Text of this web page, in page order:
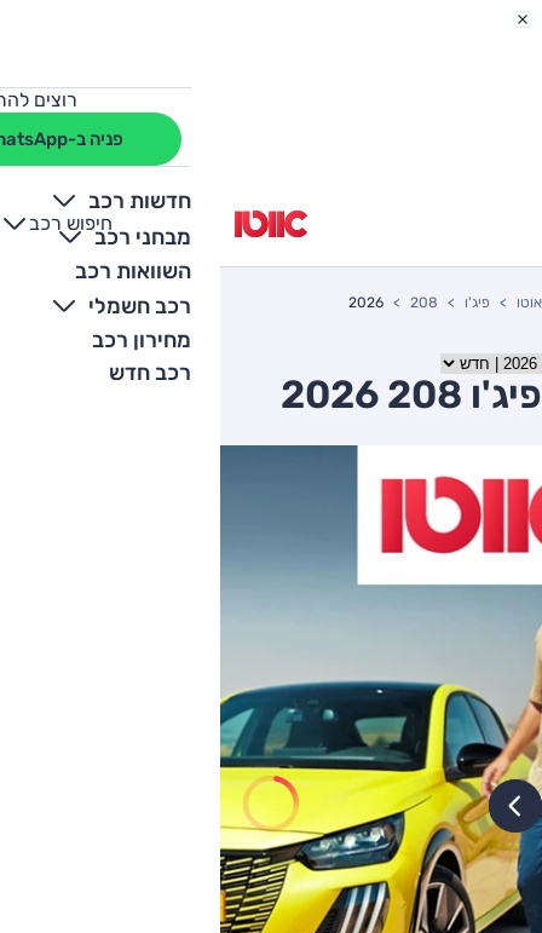
רוצים
פניה ב-WhatsApp
חדשות רכב
מבחני רכב
השוואות רכב
רכב חשמלי
מחירון רכב
רכב חדש
חיפוש רכב
+
-
אוטו פיג'ו 208
2026
פיג'ו 208 2026